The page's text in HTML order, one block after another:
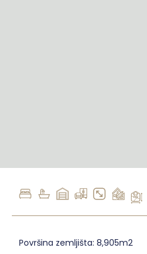
Površina zemljišta: 8,905m2